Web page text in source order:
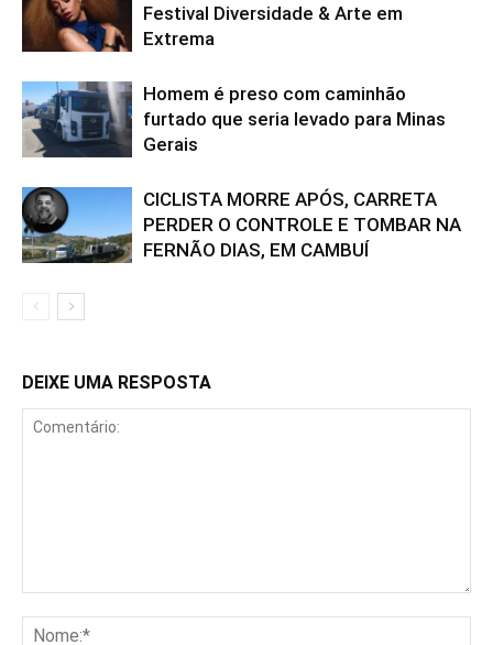
Festival Diversidade & Arte em
Extrema
Homem é preso com caminhão
furtado que seria levado para Minas
Gerais
CICLISTA MORRE APÓS, CARRETA
PERDER O CONTROLE E TOMBAR NA
FERNÃO DIAS, EM CAMBUÍ
DEIXE UMA RESPOSTA